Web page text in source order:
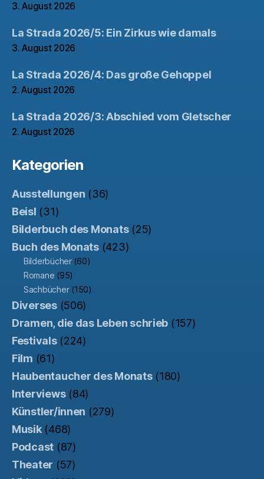
3. August 2026
La Strada 2026/5: Ein Zirkus wie damals
3. August 2026
La Strada 2026/4: Das große Gehoppel
2. August 2026
La Strada 2026/3: Abschied vom Gletscher
2. August 2026
Kategorien
Ausstellungen (36)
Beisl (31)
Bilderbuch des Monats(25)
Buch des Monats(423)
Bilderbücher(60)
Romane (95)
Sachbücher(150)
Diverses(506)
Dramen, die das Leben schrieb (157)
Festivals(224)
Film (61)
Haubentaucher des Monats(180)
Interviews(84)
Künstler/innen (279)
Musik(468)
Podcast (87)
Theater (57)